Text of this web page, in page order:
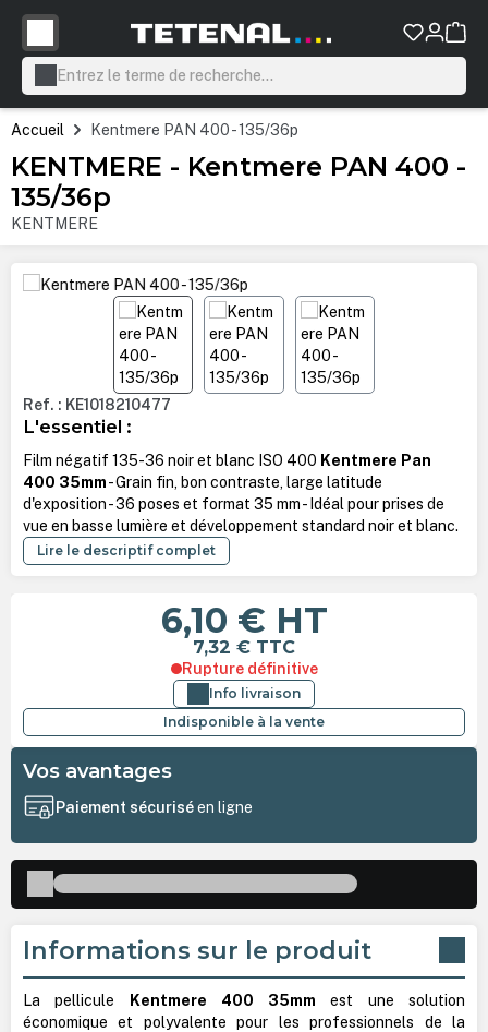
principal
Accueil Kentmere PAN 400 - 135/36p
KENTMERE - Kentmere PAN 400 -
135/36p
KENTMERE
Ignorer la galerie d'images
Ref. : KE1018210477
L'essentiel :
Film négatif 135-36 noir et blanc ISO 400 Kentmere Pan
400 35mm- Grain fin, bon contraste, large latitude
d'exposition - 36 poses et format 35 mm - Idéal pour prises de
vue en basse lumière et développement standard noir et blanc.
Lire le descriptif complet
6,10 € HT
7,32 € TTC
Rupture définitive
Info livraison
Indisponible à la vente
Vos avantages
Paiement sécuriséen ligne
Informations sur le produit
La pellicule Kentmere 400 35mm est une solution
économique et polyvalente pour les professionnels de la